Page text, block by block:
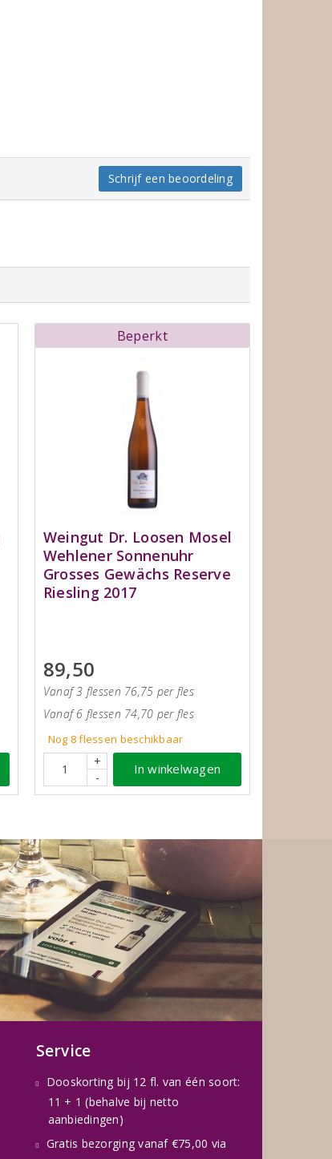
Schrijf een beoordeling
Beperkt
Weingut Dr. Loosen Mosel
Wehlener Sonnenuhr
Grosses Gewächs Reserve
Riesling 2017
89,50
Vanaf 3 flessen 76,75 per fles
Vanaf 6 flessen 74,70 per fles
Nog 8flessen beschikbaar
+
-
In winkelwagen
Service
Dooskorting bij 12 fl. van één soort:
11 + 1 (behalve bij netto
aanbiedingen)
Gratis bezorging vanaf €75,00 via